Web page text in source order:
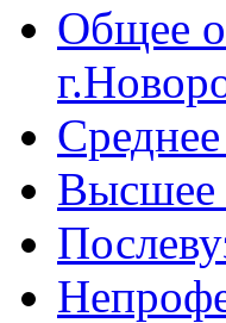
Общее
Высшее